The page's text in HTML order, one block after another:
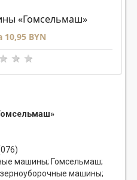
«Гомсельмаш»
BYN
машины; Гомсельмаш;
зерноуборочные машины;